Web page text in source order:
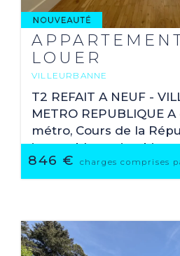
LOUER
VILLEURBANNE
45.67 M 2
846 € charges comprises
T2 REFAIT A NEUF -
METRO REPUBLIQUE
métro, Cours de la
immeuble ancien bien
rénové, T2 de 45,67 m²
2ème étage, ...